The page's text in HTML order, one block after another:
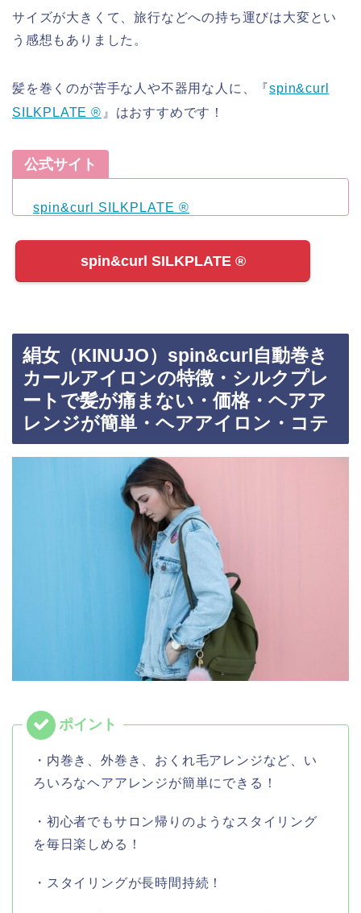
サイズが大きくて、旅行などへの持ち運びは大変とい
う感想もありました。
髪を巻くのが苦手な人や不器用な人に、『spin&curl
SILKPLATE ®︎ 』はおすすめです！
公式サイト
spin&curl SILKPLATE ®︎
spin&curl SILKPLATE ®︎
絹女（KINUJO）spin&curl自動巻き
カールアイロンの特徴・シルクプレ
ートで髪が痛まない・価格・ヘアア
レンジが簡単・ヘアアイロン・コテ
・内巻き、外巻き、おくれ毛アレンジなど、い
ろいろなヘアアレンジが簡単にできる！
・初心者でもサロン帰りのようなスタイリング
を毎日楽しめる！
・スタイリングが長時間持続！